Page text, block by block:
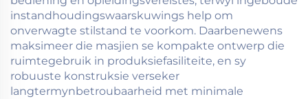
instandhoudingswaarskuwings help om
onverwagte stilstand te voorkom. Daarbenewens
maksimeer die masjien se kompakte ontwerp die
ruimtegebruik in produksiefasiliteite, en sy
robuuste konstruksie verseker
langtermynbetroubaarheid met minimale